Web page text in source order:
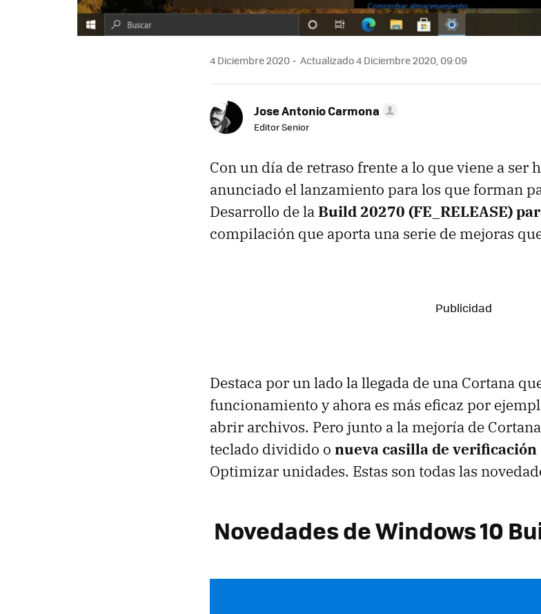
4 Diciembre 2020 Actualizado 4 Diciembre 2020, 09:09
Jose Antonio Carmona
Editor Senior
Con un día de retraso frente a lo que viene a ser
anunciado el lanzamiento para los que forman
Desarrollo de laBuild 20270 (FE_RELEASE)
compilación que aporta una serie de mejoras
Destaca por un lado la llegada de una Cortana
funcionamiento y ahora es más eficaz por
abrir archivos. Pero junto a la mejoría de
teclado dividido o nueva casilla de verificación
Optimizar unidades. Estas son todas las
Novedades de Windows 10